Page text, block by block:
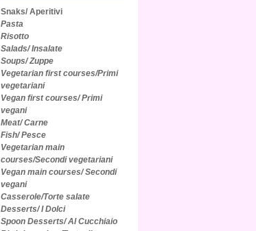
Snaks/ Aperitivi
Pasta
Risotto
Salads/ Insalate
Soups/ Zuppe
Vegetarian first courses/Primi
vegetariani
Vegan first courses/ Primi
vegani
Meat/ Carne
Fish/ Pesce
Vegetarian main
courses/Secondi vegetariani
Vegan main courses/ Secondi
vegani
Casserole/Torte salate
Desserts/ I Dolci
Spoon Desserts/ Al Cucchiaio